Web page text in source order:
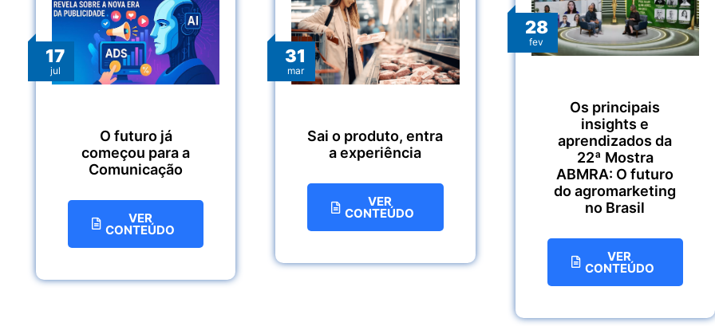
17
jul
O futuro já
começou para a
Comunicação
VER
CONTEÚDO
31
mar
Sai o produto, entra
a experiência
VER
CONTEÚDO
28
fev
Os principais
insights e
aprendizados da
22ª Mostra
ABMRA: O futuro
do agromarketing
no Brasil
VER
CONTEÚDO